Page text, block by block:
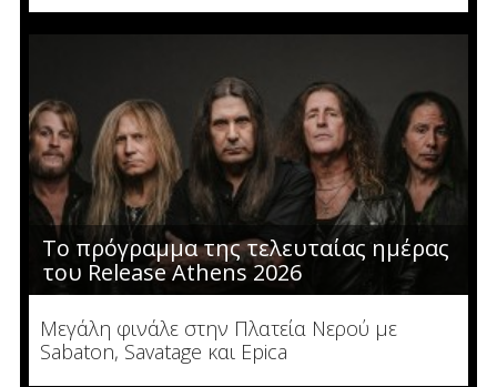
To πρόγραμμα της τελευταίας ημέρας
του Release Athens 2026
Μεγάλη φινάλε στην Πλατεία Νερού με
Sabaton, Savatage και Epica